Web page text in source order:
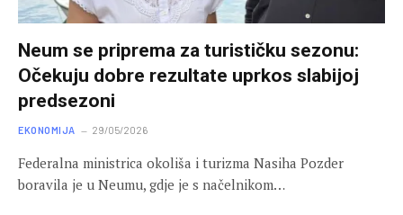
Neum se priprema za turističku sezonu:
Očekuju dobre rezultate uprkos slabijoj
predsezoni
EKONOMIJA 29/05/2026
Federalna ministrica okoliša i turizma Nasiha Pozder
boravila je u Neumu, gdje je s načelnikom…